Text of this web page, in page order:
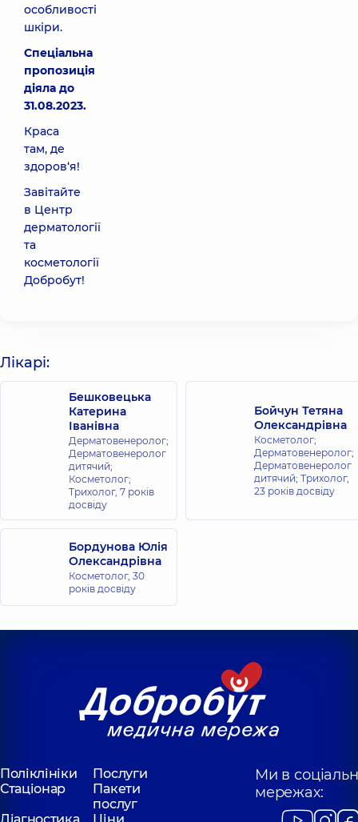
особливості
шкіри.
Спеціальна
пропозиція
діяла до
31.08.2023.
Краса
там, де
здоров‘я!
Завітайте
в Центр
дерматології
та
косметології
Добробут!
Лікарі:
Бешковецька
Катерина
Іванівна
Дерматовенеролог;
Дерматовенеролог
дитячий;
Косметолог;
Трихолог, 7 років
досвіду
Бойчун Тетяна
Олександрівна
Косметолог;
Дерматовенеролог;
Дерматовенеролог
дитячий; Трихолог,
23 років досвіду
Бордунова Юлія
Олександрівна
Косметолог, 30
років досвіду
Поліклініки
Послуги
Стаціонар
Пакети
послуг
Ми в
мережах: